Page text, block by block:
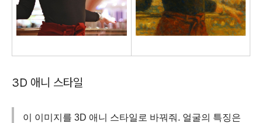
3D 애니 스타일
이 이미지를 3D 애니 스타일로 바꿔줘. 얼굴의 특징은